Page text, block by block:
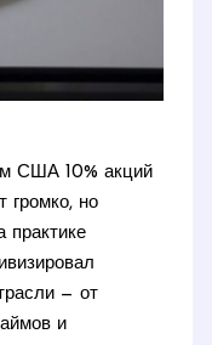
США 10% акций
громко, но
практике
— от
и